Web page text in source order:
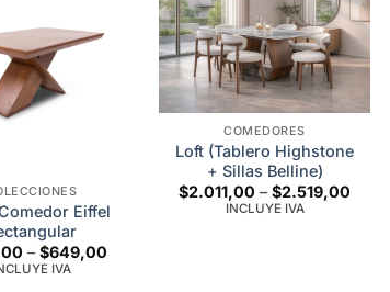
wishlist
Eiffel
– $649,00Price
IVA
Add to
wishlist
COMEDORES
Loft (Tablero Highstone
+ Sillas Belline)
$2.011,00 – $2.519,00
INCLUYE IVA